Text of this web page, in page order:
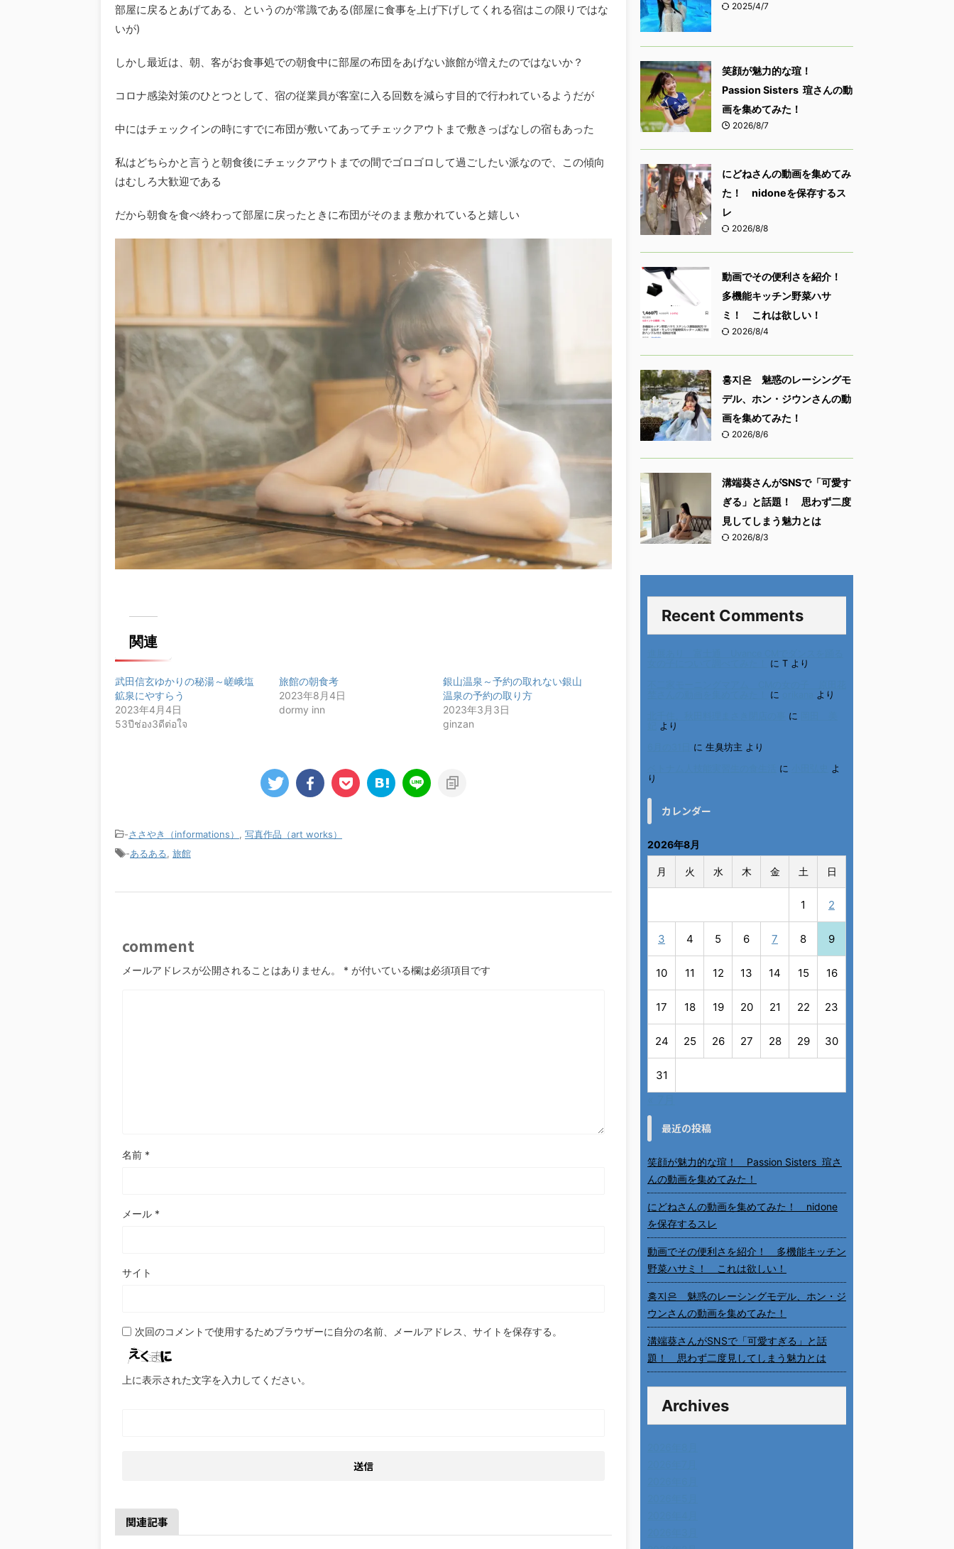
部屋に戻るとあげてある、というのが常識である(部屋に食事を上げ下げしてくれる宿はこの限りではな
いが)
しかし最近は、朝、客がお食事処での朝食中に部屋の布団をあげない旅館が増えたのではないか？
コロナ感染対策のひとつとして、宿の従業員が客室に入る回数を減らす目的で行われているようだが
中にはチェックインの時にすでに布団が敷いてあってチェックアウトまで敷きっぱなしの宿もあった
私はどちらかと言うと朝食後にチェックアウトまでの間でゴロゴロして過ごしたい派なので、この傾向
はむしろ大歓迎である
だから朝食を食べ終わって部屋に戻ったときに布団がそのまま敷かれていると嬉しい
関連
武田信玄ゆかりの秘湯～嵯峨塩
鉱泉にやすらう
2023年4月4日
53ปีช่อง3ดีต่อใจ
旅館の朝食考
2023年8月4日
dormy inn
銀山温泉～予約の取れない銀山
温泉の予約の取り方
2023年3月3日
ginzan
-ささやき（informations）
写真作品（art works）
-あるある 旅館
comment
メールアドレスが公開されることはありません。 * が付いている欄は必須項目です
名前 *
メール *
サイト
次回のコメントで使用するためブラウザーに自分の名前、メールアドレス、サイトを保存する。
上に表示された文字を入力してください。
関連記事
2025/4/7
笑顔が魅力的な瑄！
Passion Sisters 瑄さんの動
画を集めてみた！
2026/8/7
にどねさんの動画を集めてみ
た！ nidoneを保存するス
レ
2026/8/8
動画でその便利さを紹介！
多機能キッチン野菜ハサ
ミ！ これは欲しい！
2026/8/4
홍지은 魅惑のレーシングモ
デル、ホン・ジウンさんの動
画を集めてみた！
2026/8/6
溝端葵さんがSNSで「可愛す
ぎる」と話題！ 思わず二度
見してしまう魅力とは
2026/8/3
Recent Comments
に T より
に
より
に
より
に 生臭坊主 より
に
よ
り
カレンダー
2026年8月
月 火 水 木 金 土 日
1 2
3 4 5 6 7 8 9
10 11 12 13 14 15 16
17 18 19 20 21 22 23
24 25 26 27 28 29 30
31
最近の投稿
笑顔が魅力的な瑄！ Passion Sisters 瑄さ
んの動画を集めてみた！
にどねさんの動画を集めてみた！ nidone
を保存するスレ
動画でその便利さを紹介！ 多機能キッチン
野菜ハサミ！ これは欲しい！
홍지은 魅惑のレーシングモデル、ホン・ジ
ウンさんの動画を集めてみた！
溝端葵さんがSNSで「可愛すぎる」と話
題！ 思わず二度見してしまう魅力とは
Archives